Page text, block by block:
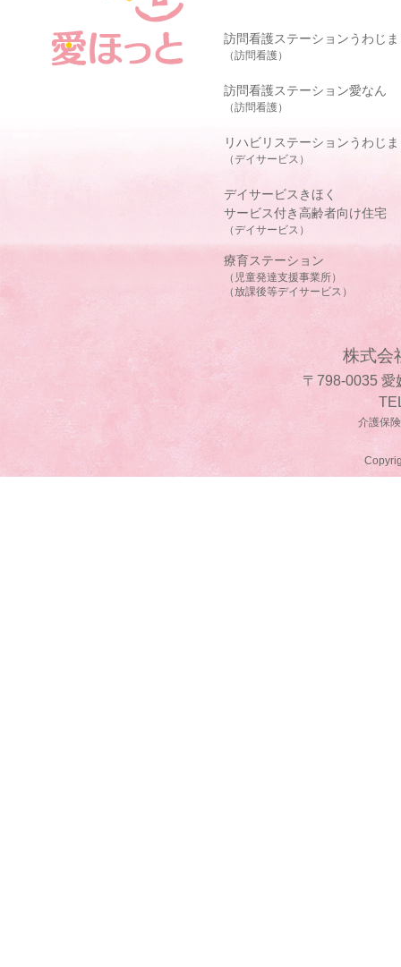
訪問看護ステーションうわじま
（訪問看護）
訪問看護ステーション愛なん
（訪問看護）
リハビリステーションうわじま
（デイサービス）
デイサービスきほく
サービス付き高齢者向け住宅
（デイサービス）
療育ステーション
（児童発達支援事業所）
（放課後等デイサービス）
株式会
〒798-0035 愛
介護保